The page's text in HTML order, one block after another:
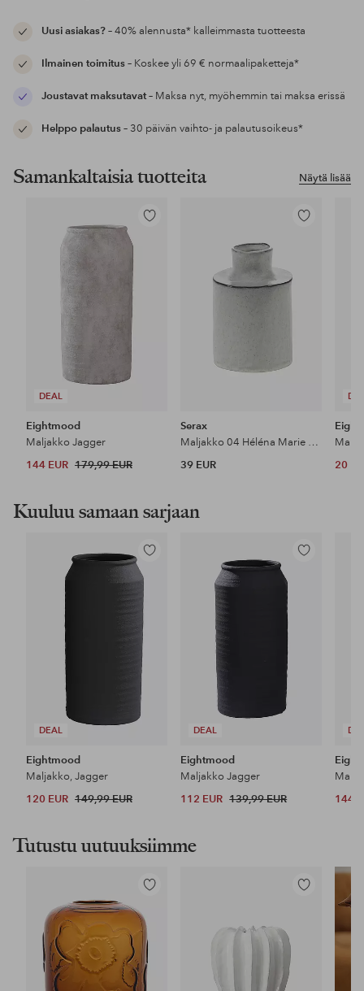
Uusi asiakas?– 40% alennusta* kalleimmasta tuotteesta
Ilmainen toimitus– Koskee yli 69 € normaalipaketteja*
Joustavat maksutavat– Maksa nyt, myöhemmin tai maksa erissä
Helppo palautus– 30 päivän vaihto- ja palautusoikeus*
Näytä lisää
Samankaltaisia tuotteita
DEAL
Lisää
Eightmood
Maljakko Jagger
144 EUR 179,99 EUR
Lisää
Serax
Maljakko 04 Héléna Marie By Marie Michielssen
39 EUR
20
Kuuluu samaan sarjaan
DEAL
Lisää
suosikkeihin
Eightmood
Maljakko, Jagger
120 EUR 149,99 EUR
DEAL
Lisää
Eightmood
Maljakko Jagger
112 EUR 139,99 EUR
144
Tutustu uutuuksiimme
Lisää
Lisää
suosikkeihin